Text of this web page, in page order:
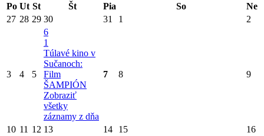
Po Ut St Št Pia So
Ne
27 28 29 30 31 1 2
3 4 5
6
1
Túlavé kino v
Sučanoch:
Film
ŠAMPIÓN
Zobraziť
všetky
záznamy z dňa
7 8 9
10 11 12 13 14 15
16